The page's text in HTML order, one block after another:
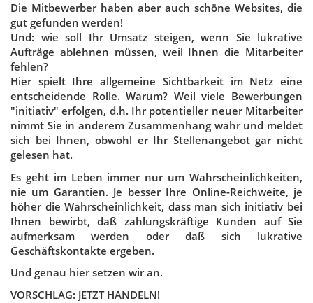
Die Mitbewerber haben aber auch schöne Websites, die
gut gefunden werden!
Und: wie soll Ihr Umsatz steigen, wenn Sie lukrative
Aufträge ablehnen müssen, weil Ihnen die Mitarbeiter
fehlen?
Hier spielt Ihre allgemeine Sichtbarkeit im Netz eine
entscheidende Rolle. Warum? Weil viele Bewerbungen
"initiativ" erfolgen, d.h. Ihr potentieller neuer Mitarbeiter
nimmt Sie in anderem Zusammenhang wahr und meldet
sich bei Ihnen, obwohl er Ihr Stellenangebot gar nicht
gelesen hat.
Es geht im Leben immer nur um Wahrscheinlichkeiten,
nie um Garantien. Je besser Ihre Online-Reichweite, je
höher die Wahrscheinlichkeit, dass man sich initiativ bei
Ihnen bewirbt, daß zahlungskräftige Kunden auf Sie
aufmerksam werden oder daß sich lukrative
Geschäftskontakte ergeben.
Und genau hier setzen wir an.
VORSCHLAG: JETZT HANDELN!